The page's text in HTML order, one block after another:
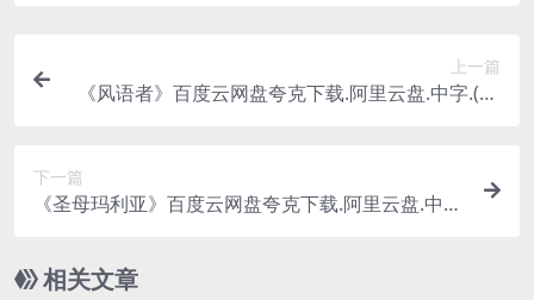
上一篇
《风语者》百度云网盘夸克下载.阿里云盘.中字.(20
下一篇
《圣母玛利亚》百度云网盘夸克下载.阿里云盘.中
相关文章